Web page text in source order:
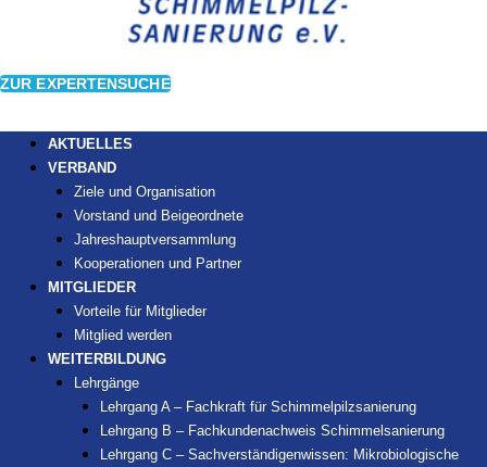
ZUR EXPERTENSUCHE
AKTUELLES
VERBAND
Ziele und Organisation
Vorstand und Beigeordnete
Jahreshauptversammlung
Kooperationen und Partner
MITGLIEDER
Vorteile für Mitglieder
Mitglied werden
WEITERBILDUNG
Lehrgänge
Lehrgang A – Fachkraft für Schimmelpilzsanierung
Lehrgang B – Fachkundenachweis Schimmelsanierung
Lehrgang C – Sachverständigenwissen: Mikrobiologische